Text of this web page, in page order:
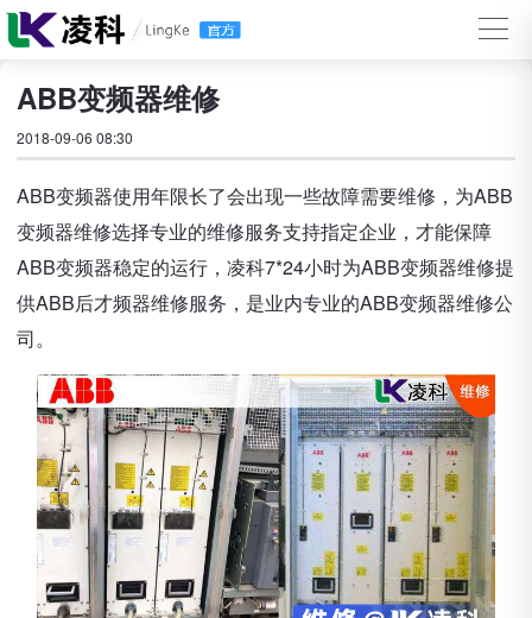
ABB变频器维修
2018-09-06 08:30
ABB变频器使用年限长了会出现一些故障需要维修，为ABB
变频器维修选择专业的维修服务支持指定企业，才能保障
ABB变频器稳定的运行，凌科7*24小时为ABB变频器维修提
供ABB后才频器维修服务，是业内专业的ABB变频器维修公
司。